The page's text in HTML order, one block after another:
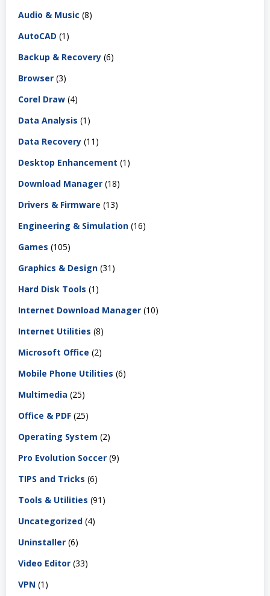
Audio & Music (8)
AutoCAD (1)
Backup & Recovery (6)
Browser (3)
Corel Draw (4)
Data Analysis (1)
Data Recovery (11)
Desktop Enhancement (1)
Download Manager (18)
Drivers & Firmware (13)
Engineering & Simulation (16)
Games (105)
Graphics & Design (31)
Hard Disk Tools (1)
Internet Download Manager (10)
Internet Utilities (8)
Microsoft Office (2)
Mobile Phone Utilities (6)
Multimedia (25)
Office & PDF (25)
Operating System (2)
Pro Evolution Soccer (9)
TIPS and Tricks (6)
Tools & Utilities (91)
Uncategorized (4)
Uninstaller (6)
Video Editor (33)
VPN (1)